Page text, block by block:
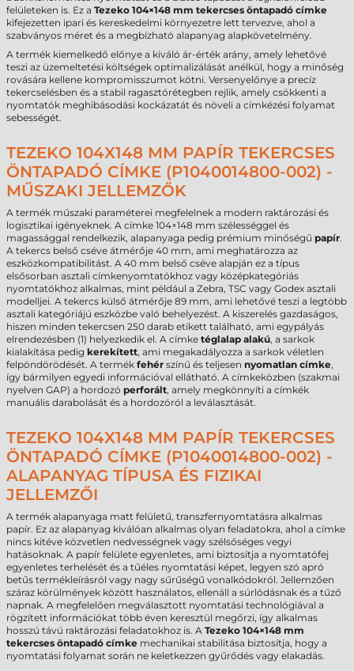
felületeken is. Ez a Tezeko 104×148 mm tekercses öntapadó címke
kifejezetten ipari és kereskedelmi környezetre lett tervezve, ahol a
szabványos méret és a megbízható alapanyag alapkövetelmény.
A termék kiemelkedő előnye a kiváló ár-érték arány, amely lehetővé
teszi az üzemeltetési költségek optimalizálását anélkül, hogy a minőség
rovására kellene kompromisszumot kötni. Versenyelőnye a precíz
tekercselésben és a stabil ragasztórétegben rejlik, amely csökkenti a
nyomtatók meghibásodási kockázatát és növeli a címkézési folyamat
sebességét.
TEZEKO 104X148 MM PAPÍR TEKERCSES
ÖNTAPADÓ CÍMKE (P1040014800-002) -
MŰSZAKI JELLEMZŐK
A termék műszaki paraméterei megfelelnek a modern raktározási és
logisztikai igényeknek. A címke 104×148 mm szélességgel és
magassággal rendelkezik, alapanyaga pedig prémium minőségű papír.
A tekercs belső cséve átmérője 40 mm, ami meghatározza az
eszközkompatibilitást. A 40 mm belső cséve alapján ez a típus
elsősorban asztali címkenyomtatókhoz vagy középkategóriás
nyomtatókhoz alkalmas, mint például a Zebra, TSC vagy Godex asztali
modelljei. A tekercs külső átmérője 89 mm, ami lehetővé teszi a legtöbb
asztali kategóriájú eszközbe való behelyezést. A kiszerelés gazdaságos,
hiszen minden tekercsen 250 darab etikett található, ami egypályás
elrendezésben (1) helyezkedik el. A címke téglalap alakú, a sarkok
kialakítása pedig kerekített, ami megakadályozza a sarkok véletlen
felpöndörödését. A termék fehér színű és teljesen nyomatlan címke,
így bármilyen egyedi információval ellátható. A címkeközben (szakmai
nyelven GAP) a hordozó perforált, amely megkönnyíti a címkék
manuális darabolását és a hordozóról a leválasztását.
TEZEKO 104X148 MM PAPÍR TEKERCSES
ÖNTAPADÓ CÍMKE (P1040014800-002) -
ALAPANYAG TÍPUSA ÉS FIZIKAI
JELLEMZŐI
A termék alapanyaga matt felületű, transzfernyomtatásra alkalmas
papír. Ez az alapanyag kiválóan alkalmas olyan feladatokra, ahol a címke
nincs kitéve közvetlen nedvességnek vagy szélsőséges vegyi
hatásoknak. A papír felülete egyenletes, ami biztosítja a nyomtatófej
egyenletes terhelését és a tűéles nyomtatási képet, legyen szó apró
betűs termékleírásról vagy nagy sűrűségű vonalkódokról. Jellemzően
száraz körülmények között használatos, ellenáll a súrlódásnak és a tűző
napnak. A megfelelően megválasztott nyomtatási technológiával a
rögzített információkat több éven keresztül megőrzi, így alkalmas
hosszú távú raktározási feladatokhoz is. A Tezeko 104×148 mm
tekercses öntapadó címke mechanikai stabilitása biztosítja, hogy a
nyomtatási folyamat során ne keletkezzen gyűrődés vagy elakadás.